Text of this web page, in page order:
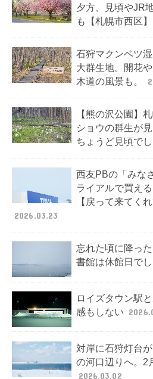
夕方、見頃やJR
も【札幌市西区】
石狩マクンベツ
大群生地。開花
木道の風景も。
【熊の沢公園】
ショウの群生が
ちょうど見頃でし
西友PBの「みな
ライアルで買え
【戻って来てく
2026.03.23
忘れた頃に降っ
書館は休館日でし
ロイズタウン駅
感もしない
対岸に石狩灯台
の河口辺りへ。2
2026.03.02